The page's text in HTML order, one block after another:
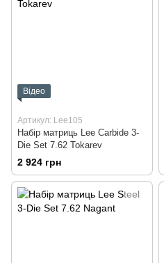
Відео
Артикул: Lee105
Набір матриць Lee Carbide 3-
Die Set 7.62 Tokarev
2 924 грн